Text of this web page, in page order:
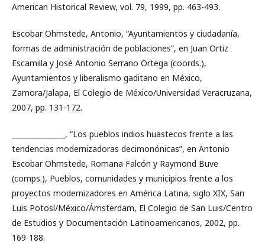
American Historical Review, vol. 79, 1999, pp. 463-493.
Escobar Ohmstede, Antonio, “Ayuntamientos y ciudadanía,
formas de administración de poblaciones”, en Juan Ortiz
Escamilla y José Antonio Serrano Ortega (coords.),
Ayuntamientos y liberalismo gaditano en México,
Zamora/Jalapa, El Colegio de México/Universidad Veracruzana,
2007, pp. 131-172.
_______________, “Los pueblos indios huastecos frente a las
tendencias modernizadoras decimonónicas”, en Antonio
Escobar Ohmstede, Romana Falcón y Raymond Buve
(comps.), Pueblos, comunidades y municipios frente a los
proyectos modernizadores en América Latina, siglo XIX, San
Luis Potosí/México/Ámsterdam, El Colegio de San Luis/Centro
de Estudios y Documentación Latinoamericanos, 2002, pp.
169-188.